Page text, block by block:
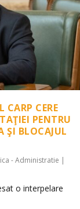
CARP CERE
PENTRU
ŞI BLOCAJUL
- Administratie |
o interpelare